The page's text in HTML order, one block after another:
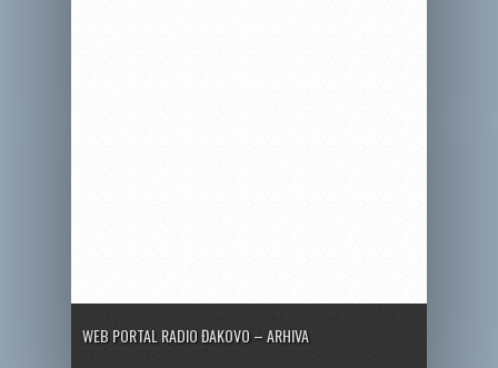
WEB PORTAL RADIO ĐAKOVO – ARHIVA